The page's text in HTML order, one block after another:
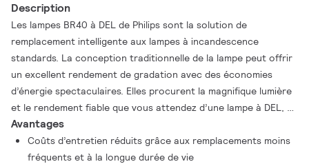
Description
Les lampes BR40 à DEL de Philips sont la solution de
remplacement intelligente aux lampes à incandescence
standards. La conception traditionnelle de la lampe peut offrir
un excellent rendement de gradation avec des économies
d’énergie spectaculaires. Elles procurent la magnifique lumière
et le rendement fiable que vous attendez d’une lampe à DEL, à
un prix abordable.
Avantages
Coûts d’entretien réduits grâce aux remplacements moins
fréquents et à la longue durée de vie